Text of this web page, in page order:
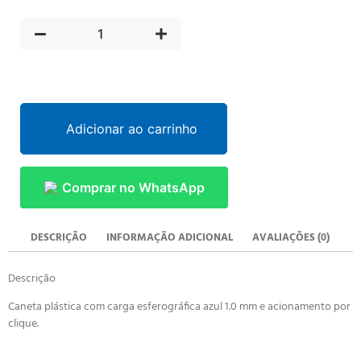
Adicionar ao carrinho
Comprar no WhatsApp
DESCRIÇÃO INFORMAÇÃO ADICIONAL AVALIAÇÕES (0)
Descrição
Caneta plástica com carga esferográfica azul 1.0 mm e acionamento por
clique.